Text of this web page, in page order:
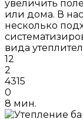
увеличить
или дома. В
несколько
вида
12
2
4315
0
8 мин.